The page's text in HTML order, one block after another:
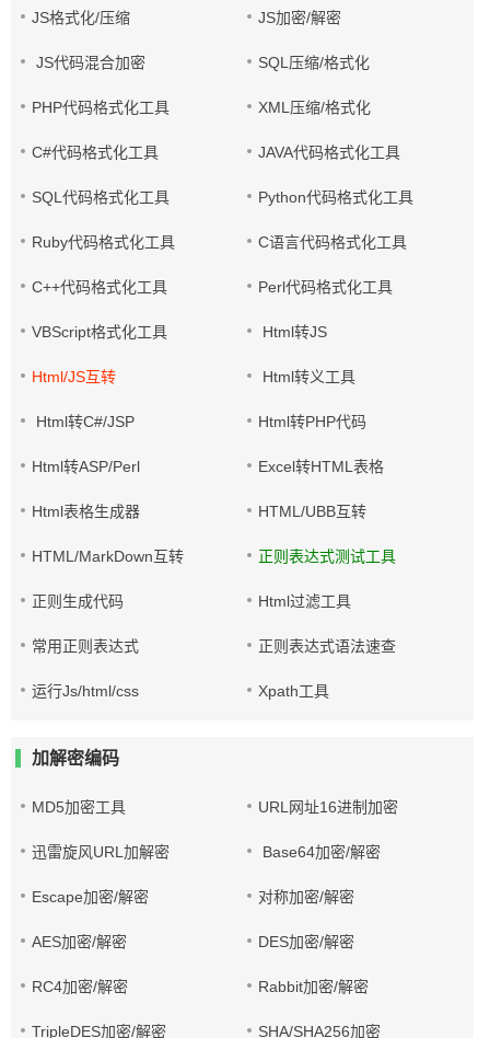
JS格式化/压缩 JS加密/解密
JS代码混合加密 SQL压缩/格式化
PHP代码格式化工具 XML压缩/格式化
C#代码格式化工具 JAVA代码格式化工具
SQL代码格式化工具 Python代码格式化工具
Ruby代码格式化工具 C语言代码格式化工具
C++代码格式化工具 Perl代码格式化工具
VBScript格式化工具 Html转JS
Html/JS互转 Html转义工具
Html转C#/JSP Html转PHP代码
Html转ASP/Perl Excel转HTML表格
Html表格生成器 HTML/UBB互转
HTML/MarkDown互转 正则表达式测试工具
正则生成代码 Html过滤工具
常用正则表达式 正则表达式语法速查
运行Js/html/css Xpath工具
加解密编码
MD5加密工具 URL网址16进制加密
迅雷旋风URL加解密 Base64加密/解密
Escape加密/解密 对称加密/解密
AES加密/解密 DES加密/解密
RC4加密/解密 Rabbit加密/解密
TripleDES加密/解密 SHA/SHA256加密